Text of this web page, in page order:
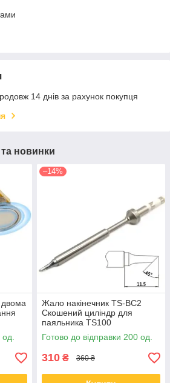
14 днів за рахунок покупця
та новинки
двома
од.
–14%
Жало накінечник TS-BC2
Скошений циліндр для
паяльника TS100
Готово до відправки 200 од.
310 ₴ 360 ₴